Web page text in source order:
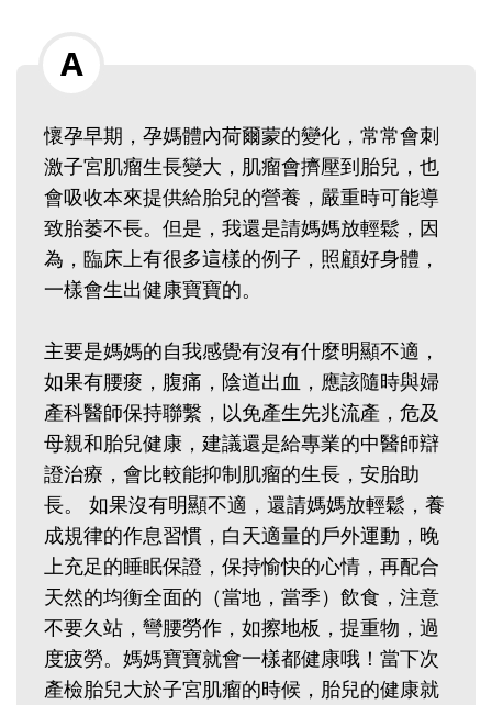
懷孕早期，孕媽體內荷爾蒙的變化，常常會刺
激子宮肌瘤生長變大，肌瘤會擠壓到胎兒，也
會吸收本來提供給胎兒的營養，嚴重時可能導
致胎萎不長。但是，我還是請媽媽放輕鬆，因
為，臨床上有很多這樣的例子，照顧好身體，
一樣會生出健康寶寶的。‭ ‬
主要是媽媽的自我感覺有沒有什麼明顯不適，
如果有腰痠，腹痛，陰道出血，應該隨時與婦
產科醫師保持聯繫，以免產生先兆流產，危及
母親和胎兒健康，建議還是給專業的中醫師辯
證治療，會比較能抑制肌瘤的生長，安胎助
長。 ‬如果沒有明顯不適，還請媽媽放輕鬆，養
成規律的作息習慣，白天適量的戶外運動，晚
上充足的睡眠保證，保持愉快的心情，再配合
天然的均衡全面的（當地，當季）飲食，注意
不要久站，彎腰勞作，如擦地板，提重物，過
度疲勞。媽媽寶寶就會一樣都健康哦！當下次
產檢胎兒大於子宮肌瘤的時候，胎兒的健康就